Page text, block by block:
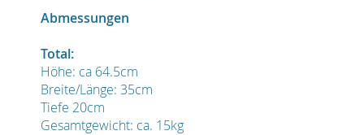
Abmessungen
Total:
Höhe: ca 64.5cm
Breite/Länge: 35cm
Tiefe 20cm
Gesamtgewicht: ca. 15kg